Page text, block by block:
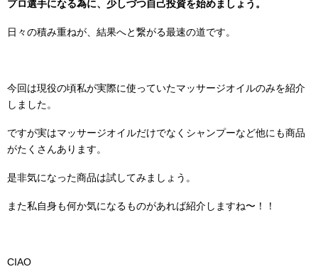
プロ選手になる為に、少しづつ自己投資を始めましょう。
日々の積み重ねが、結果へと繋がる最速の道です。
今回は現役の頃私が実際に使っていたマッサージオイルのみを紹介
しました。
ですが実はマッサージオイルだけでなくシャンプーなど他にも商品
がたくさんあります。
是非気になった商品は試してみましょう。
また私自身も何か気になるものがあれば紹介しますね〜！！
CIAO